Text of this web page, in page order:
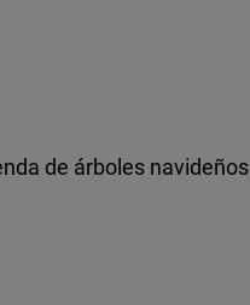
de árboles navideños